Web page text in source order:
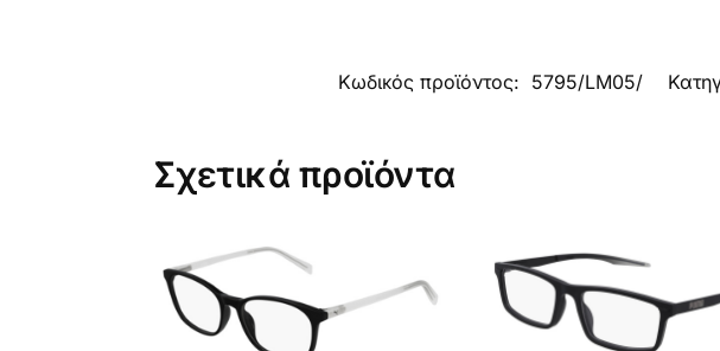
Κωδικός προϊόντος: 5795/LM05/
Σχετικά προϊόντα